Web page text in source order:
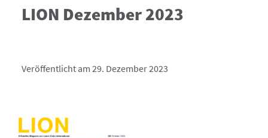
LION Dezember 2023
Veröffentlicht am 29. Dezember 2023